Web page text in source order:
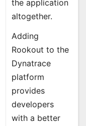
the application
altogether.
Adding
Rookout to the
Dynatrace
platform
provides
developers
with a better